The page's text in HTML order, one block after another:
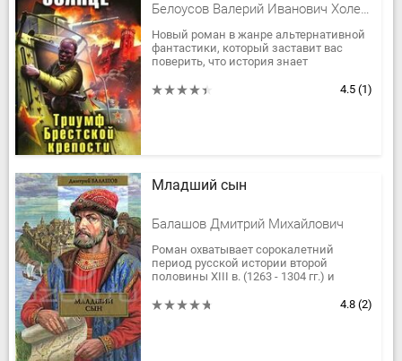
Белоусов Валерий Иванович Холера -Хам
Новый роман в жанре альтернативной
фантастики, который заставит вас
поверить, что история знает
Уникальный шанс переписать
4.5 (1)
Младший сын
Балашов Дмитрий Михайлович
Роман охватывает сорокалетний
период русской истории второй
половины XIII в. (1263 - 1304 гг.) и
Александра Невского - Дмитрия и...4.8 (2)